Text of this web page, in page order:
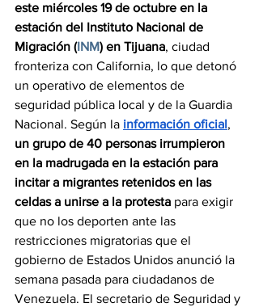
este miércoles 19 de octubre en la
estación del Instituto Nacional de
Migración (INM) en Tijuana, ciudad
fronteriza con California, lo que detonó
un operativo de elementos de
seguridad pública local y de la Guardia
Nacional. Según la información oficial,
un grupo de 40 personas irrumpieron
en la madrugada en la estación para
incitar a migrantes retenidos en las
celdas a unirse a la protesta para exigir
que no los deporten ante las
restricciones migratorias que el
gobierno de Estados Unidos anunció la
semana pasada para ciudadanos de
Venezuela. El secretario de Seguridad y